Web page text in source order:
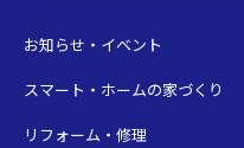
お知らせ・イベント
スマート・ホームの家づくり
リフォーム・修理